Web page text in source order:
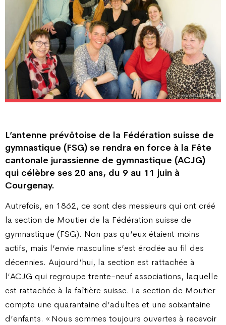
L’antenne prévôtoise de la Fédération suisse de
gymnastique (FSG) se rendra en force à la Fête
cantonale jurassienne de gymnastique (ACJG)
qui célèbre ses 20 ans, du 9 au 11 juin à
Courgenay.
Autrefois, en 1862, ce sont des messieurs qui ont créé
la section de Moutier de la Fédération suisse de
gymnastique (FSG). Non pas qu’eux étaient moins
actifs, mais l’envie masculine s’est érodée au fil des
décennies. Aujourd’hui, la section est rattachée à
l’ACJG qui regroupe trente-neuf associations, laquelle
est rattachée à la faîtière suisse. La section de Moutier
compte une quarantaine d’adultes et une soixantaine
d’enfants. « Nous sommes toujours ouvertes à recevoir